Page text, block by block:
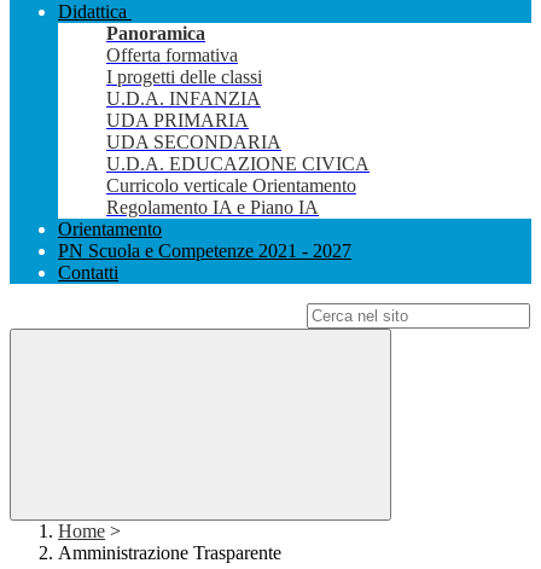
Didattica
Panoramica
Offerta formativa
I progetti delle classi
U.D.A. INFANZIA
UDA PRIMARIA
UDA SECONDARIA
U.D.A. EDUCAZIONE CIVICA
Curricolo verticale Orientamento
Regolamento IA e Piano IA
Orientamento
PN Scuola e Competenze 2021 - 2027
Contatti
Home >
Amministrazione Trasparente